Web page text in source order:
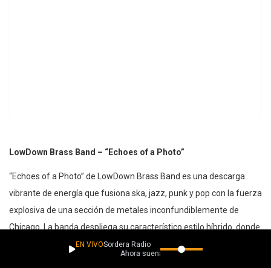
LowDown Brass Band – “Echoes of a Photo”
“Echoes of a Photo” de LowDown Brass Band es una descarga
vibrante de energía que fusiona ska, jazz, punk y pop con la fuerza
explosiva de una sección de metales inconfundiblemente de
Chicago. La banda despliega su característico estilo híbrido, donde
los vientos marcan el pulso con potencia mientras las bases
EN VIVOSordera Radio
Ahora suena